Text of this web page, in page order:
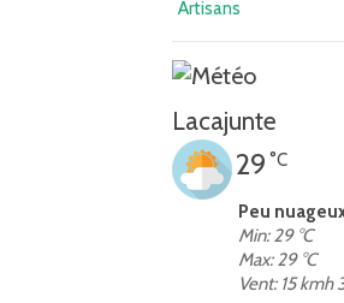
Artisans
Lacajunte
29 °C
Peu
Min: 29 °C
Max: 29 °C
Vent: 15 kmh